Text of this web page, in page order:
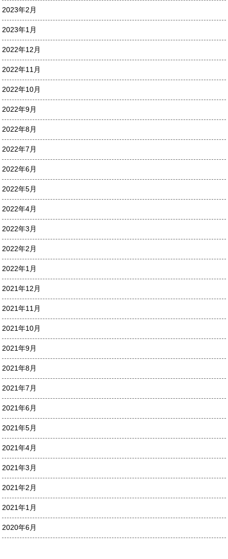
2023年2月
2023年1月
2022年12月
2022年11月
2022年10月
2022年9月
2022年8月
2022年7月
2022年6月
2022年5月
2022年4月
2022年3月
2022年2月
2022年1月
2021年12月
2021年11月
2021年10月
2021年9月
2021年8月
2021年7月
2021年6月
2021年5月
2021年4月
2021年3月
2021年2月
2021年1月
2020年6月